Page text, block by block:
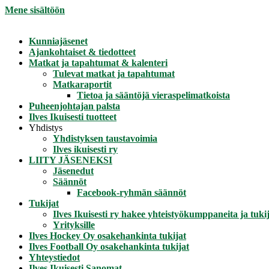
Mene sisältöön
Kunniajäsenet
Ajankohtaiset & tiedotteet
Matkat ja tapahtumat & kalenteri
Tulevat matkat ja tapahtumat
Matkaraportit
Tietoa ja sääntöjä vieraspelimatkoista
Puheenjohtajan palsta
Ilves Ikuisesti tuotteet
Yhdistys
Yhdistyksen taustavoimia
Ilves ikuisesti ry
LIITY JÄSENEKSI
Jäsenedut
Säännöt
Facebook-ryhmän säännöt
Tukijat
Ilves Ikuisesti ry hakee yhteistyökumppaneita ja
Yrityksille
Ilves Hockey Oy osakehankinta tukijat
Ilves Football Oy osakehankinta tukijat
Yhteystiedot